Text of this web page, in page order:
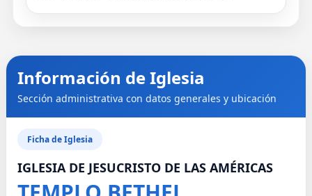
Información de Iglesia
Sección administrativa con datos generales y ubicación
Ficha de Iglesia
IGLESIA DE JESUCRISTO DE LAS AMÉRICAS